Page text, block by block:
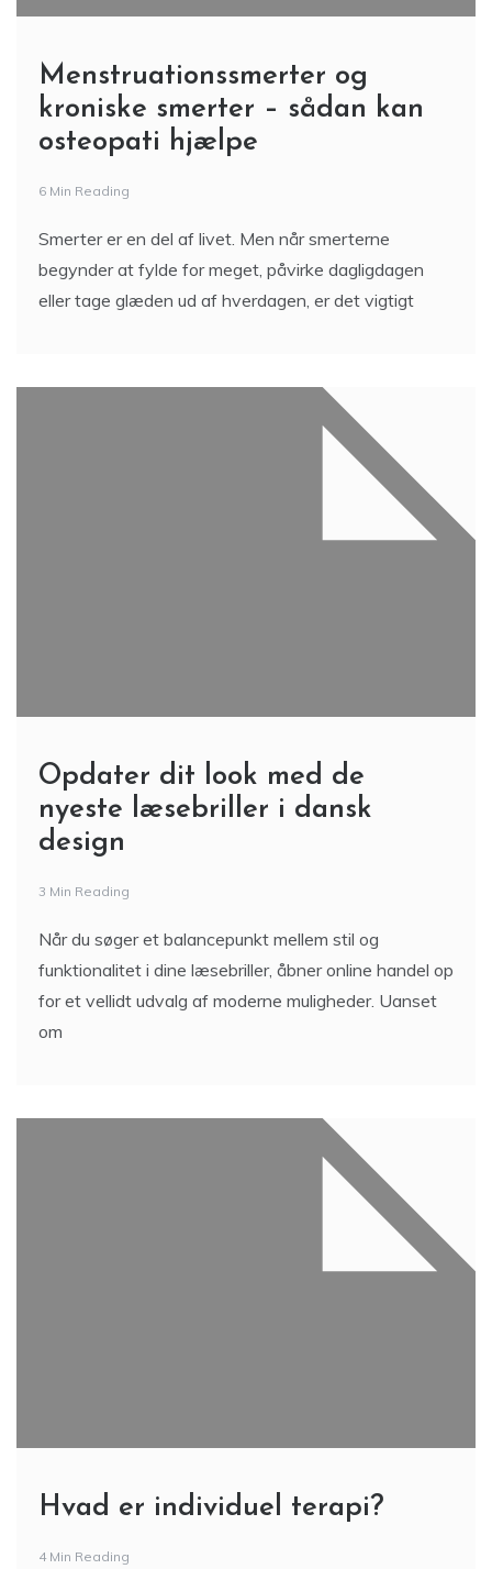
Menstruationssmerter og
kroniske smerter – sådan kan
osteopati hjælpe
6 Min Reading
Smerter er en del af livet. Men når smerterne
begynder at fylde for meget, påvirke dagligdagen
eller tage glæden ud af hverdagen, er det vigtigt
Opdater dit look med de
nyeste læsebriller i dansk
design
3 Min Reading
Når du søger et balancepunkt mellem stil og
funktionalitet i dine læsebriller, åbner online handel op
for et vellidt udvalg af moderne muligheder. Uanset
om
Hvad er individuel terapi?
4 Min Reading